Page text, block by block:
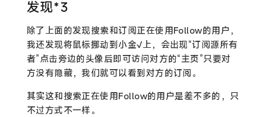
发现*3
除了上面的发现搜索和订阅正在使用Follow的用户，
我还发现将鼠标挪动到小金√上，会出现“订阅源所有
者”点击旁边的头像后即可访问对方的“主页”只要对
方没有隐藏，我们就可以看到对方的订阅。
其实这和搜索正在使用Follow的用户是差不多的，只
不过方式不一样。